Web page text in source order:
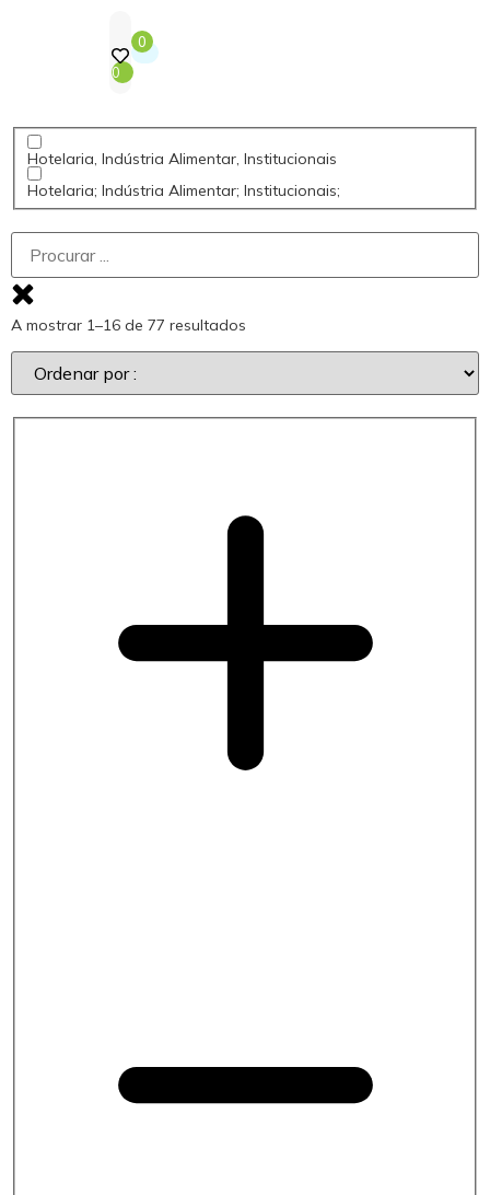
0
0
Hotelaria, Indústria Alimentar, Institucionais
Hotelaria; Indústria Alimentar; Institucionais;
A mostrar 1–16 de 77 resultados